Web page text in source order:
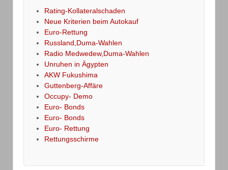
Rating-Kollateralschaden
Neue Kriterien beim Autokauf
Euro-Rettung
Russland,Duma-Wahlen
Radio Medwedew,Duma-Wahlen
Unruhen in Ägypten
AKW Fukushima
Guttenberg-Affäre
Occupy- Demo
Euro- Bonds
Euro- Bonds
Euro- Rettung
Rettungsschirme